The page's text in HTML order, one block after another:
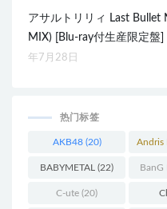
アサルトリリィ Last Bullet
MIX) [Blu-ray付生産限定盤
年7月28日
热门标签
AKB48(20) Andris
BABYMETAL (22) BanG
C-ute (20)